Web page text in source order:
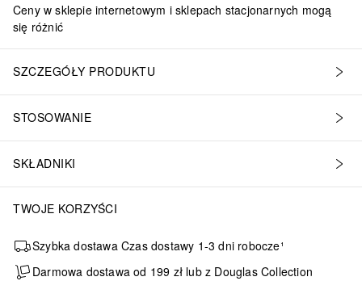
Ceny w sklepie internetowym i sklepach stacjonarnych mogą
się różnić
SZCZEGÓŁY PRODUKTU
STOSOWANIE
SKŁADNIKI
TWOJE KORZYŚCI
Szybka dostawa Czas dostawy 1-3 dni robocze¹
Darmowa dostawa od 199 zł lub z Douglas Collection